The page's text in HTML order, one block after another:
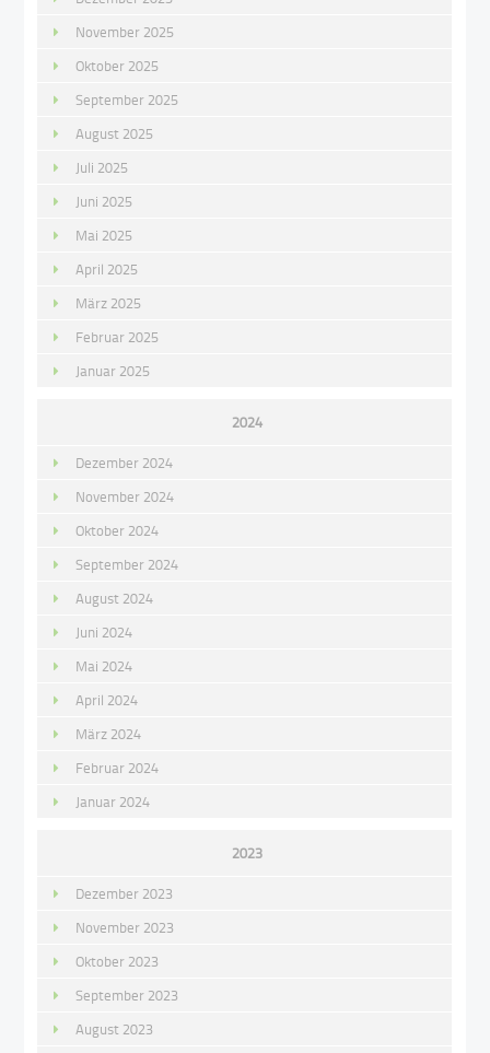
November 2025
Oktober 2025
September 2025
August 2025
Juli 2025
Juni 2025
Mai 2025
April 2025
März 2025
Februar 2025
Januar 2025
2024
Dezember 2024
November 2024
Oktober 2024
September 2024
August 2024
Juni 2024
Mai 2024
April 2024
März 2024
Februar 2024
Januar 2024
2023
Dezember 2023
November 2023
Oktober 2023
September 2023
August 2023